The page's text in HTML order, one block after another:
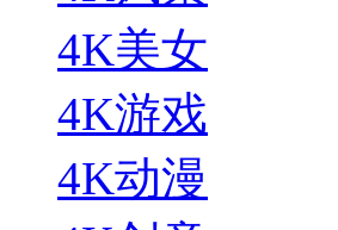
4K美女
4K游戏
4K动漫